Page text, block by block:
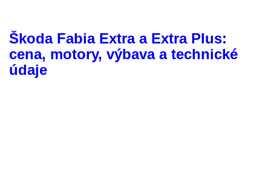
Škoda Fabia Extra a Extra Plus:
cena, motory, výbava a technické
údaje